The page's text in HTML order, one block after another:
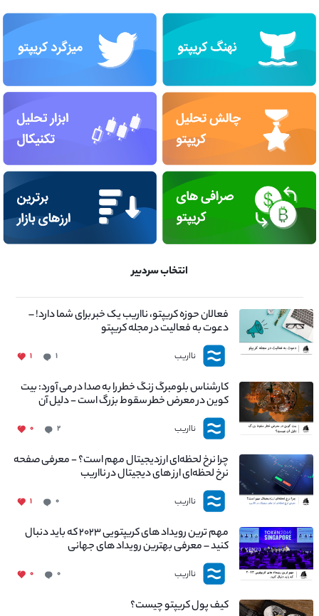
انتخاب سردبیر
فعالان حوزه کریپتو، نااریب یک خبر برای شما دارد! –
دعوت به فعالیت در مجله کریپتو
نااریب ۱ ۱
کارشناس بلومبرگ زنگ خطر را به صدا در می آورد: بیت
کوین در معرض خطر سقوط بزرگ است - دلیل آن
چیست؟
نااریب ۲ ۰
چرا نرخ لحظه‌ای ارزدیجیتال مهم است؟ - معرفی صفحه
نرخ لحظه‌ای ارز های دیجیتال در نااریب
نااریب ۰ ۱
مهم ترین رویداد های کریپتویی ۲۰۲۳ که باید دنبال
کنید – معرفی بهترین رویداد های جهانی
نااریب ۰ ۰
کیف پول کریپتو چیست؟